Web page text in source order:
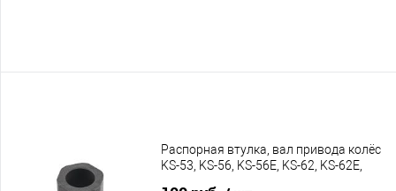
Распорная втулка, вал привода колёс
KS-53, KS-56, KS-56E, KS-62, KS-62E,